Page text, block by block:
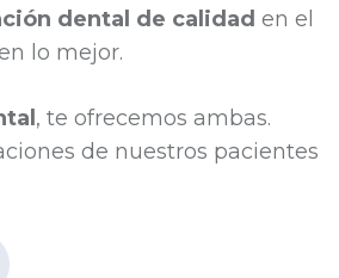
dental de calidad en el
lo mejor.
, te ofrecemos ambas.
de nuestros pacientes